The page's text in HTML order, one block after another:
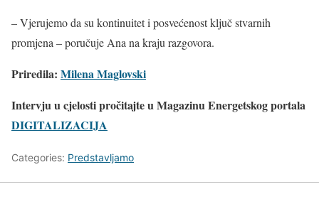
– Vjerujemo da su kontinuitet i posvećenost ključ stvarnih
promjena – poručuje Ana na kraju razgovora.
Priredila: Milena Maglovski
Intervju u cjelosti pročitajte u Magazinu Energetskog portala
DIGITALIZACIJA
Categories: Predstavljamo